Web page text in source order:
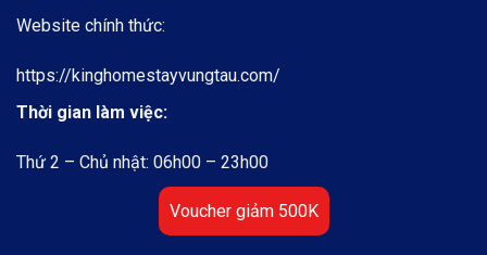
Website chính thức:
https://kinghomestayvungtau.com/
Thời gian làm việc:
Thứ 2 – Chủ nhật: 06h00 – 23h00
Voucher giảm 500K